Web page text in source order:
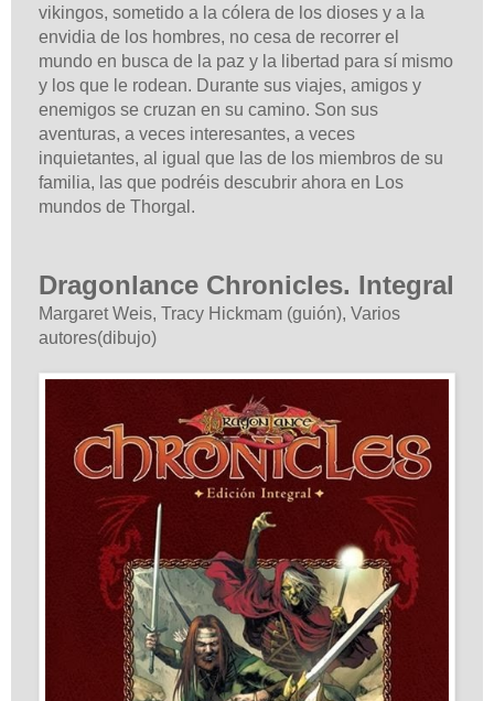
vikingos, sometido a la cólera de los dioses y a la
envidia de los hombres, no cesa de recorrer el
mundo en busca de la paz y la libertad para sí mismo
y los que le rodean. Durante sus viajes, amigos y
enemigos se cruzan en su camino. Son sus
aventuras, a veces interesantes, a veces
inquietantes, al igual que las de los miembros de su
familia, las que podréis descubrir ahora en Los
mundos de Thorgal.
Dragonlance Chronicles. Integral
Margaret Weis, Tracy Hickmam (guión), Varios
autores(dibujo)